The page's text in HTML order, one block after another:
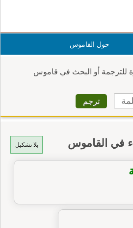
حول القاموس
للترجمة أو البحث في قاموس
بلا تشكيل في القاموس